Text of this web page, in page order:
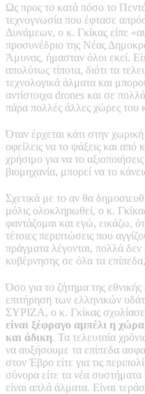
Ως προς το κατά πόσο το
τεχνογνωσία που έφτασε
Δυνάμεων, ο κ. Γκίκας είπε
προσυνέδριο της Νέας
Άμυνας, ήμασταν όλοι εκεί.
απολύτως τίποτα, διότι τα
τεχνολογικά άλματα και
αντίστοιχα drones και σε
πάρα πολλές άλλες χώρες του
Όταν έρχεται κάτι στην
οφείλεις να το ψάξεις και από
χρήσιμο για να το
βιομηχανία, μπορεί να το
Σχετικά με το αν θα
μόλις ολοκληρωθεί, ο κ.
φαντάζομαι και εγώ, εικάζω,
τέτοιες περιπτώσεις που
πράγματα λέγονται, πολλά δεν
κυβέρνησης σε όλα τα
Όσο για το ζήτημα της
επιτήρηση των ελληνικών
ΣΥΡΙΖΑ, ο κ. Γκίκας
είναι ξέφραγο αμπέλι η χώρα
και άδικη. Τα τελευταία
να αυξήσουμε τα επίπεδα
στον Έβρο είτε για τις
σύνορα είτε τα νέα
είναι απλά άλματα. Είναι